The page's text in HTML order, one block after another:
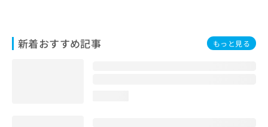
新着おすすめ記事 もっと見る
合